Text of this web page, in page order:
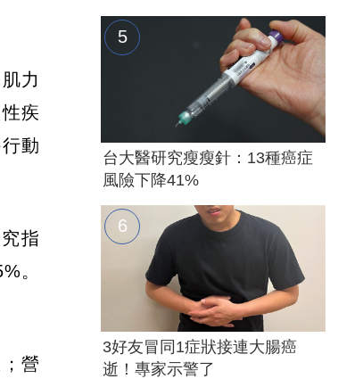
力
疾
動
指
。
營
台大醫研究瘦瘦針：13種癌症
風險下降41%
3好友冒同1症狀接連大腸癌
逝！專家示警了